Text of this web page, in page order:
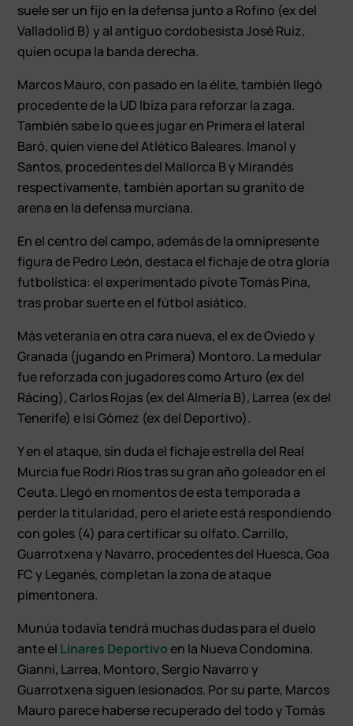
suele ser un fijo en la defensa junto a Rofino (ex del
Valladolid B) y al antiguo cordobesista José Ruiz,
quien ocupa la banda derecha.
Marcos Mauro, con pasado en la élite, también llegó
procedente de la UD Ibiza para reforzar la zaga.
También sabe lo que es jugar en Primera el lateral
Baró, quien viene del Atlético Baleares. Imanol y
Santos, procedentes del Mallorca B y Mirandés
respectivamente, también aportan su granito de
arena en la defensa murciana.
En el centro del campo, además de la omnipresente
figura de Pedro León, destaca el fichaje de otra gloria
futbolística: el experimentado pivote Tomás Pina,
tras probar suerte en el fútbol asiático.
Más veteranía en otra cara nueva, el ex de Oviedo y
Granada (jugando en Primera) Montoro. La medular
fue reforzada con jugadores como Arturo (ex del
Rácing), Carlos Rojas (ex del Almería B), Larrea (ex del
Tenerife) e Isi Gómez (ex del Deportivo).
Y en el ataque, sin duda el fichaje estrella del Real
Murcia fue Rodri Ríos tras su gran año goleador en el
Ceuta. Llegó en momentos de esta temporada a
perder la titularidad, pero el ariete está respondiendo
con goles (4) para certificar su olfato. Carrillo,
Guarrotxena y Navarro, procedentes del Huesca, Goa
FC y Leganés, completan la zona de ataque
pimentonera.
Munúa todavía tendrá muchas dudas para el duelo
ante el Linares Deportivoen la Nueva Condomina.
Gianni, Larrea, Montoro, Sergio Navarro y
Guarrotxena siguen lesionados. Por su parte, Marcos
Mauro parece haberse recuperado del todo y Tomás